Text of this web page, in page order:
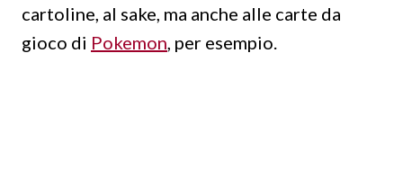
cartoline, al sake, ma anche alle carte da
gioco di Pokemon, per esempio.